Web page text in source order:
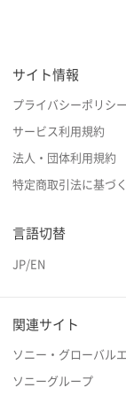
サイト情報
プライバシーポリシ
サービス利用規約
法人・団体利用規約
特定商取引法に基づ
言語切替
JP/EN
関連サイト
ソニー・グローバル
ソニーグループ